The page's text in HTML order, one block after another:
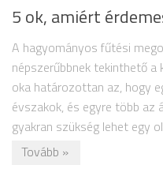
5 ok, amiért
A hagyományos fűtési
népszerűbbnek tekinthető a
oka határozottan az, hogy
évszakok, és egyre több az
gyakran szükség lehet egy
Tovább »